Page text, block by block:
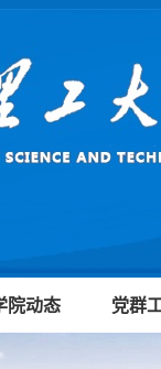
院动态 党群